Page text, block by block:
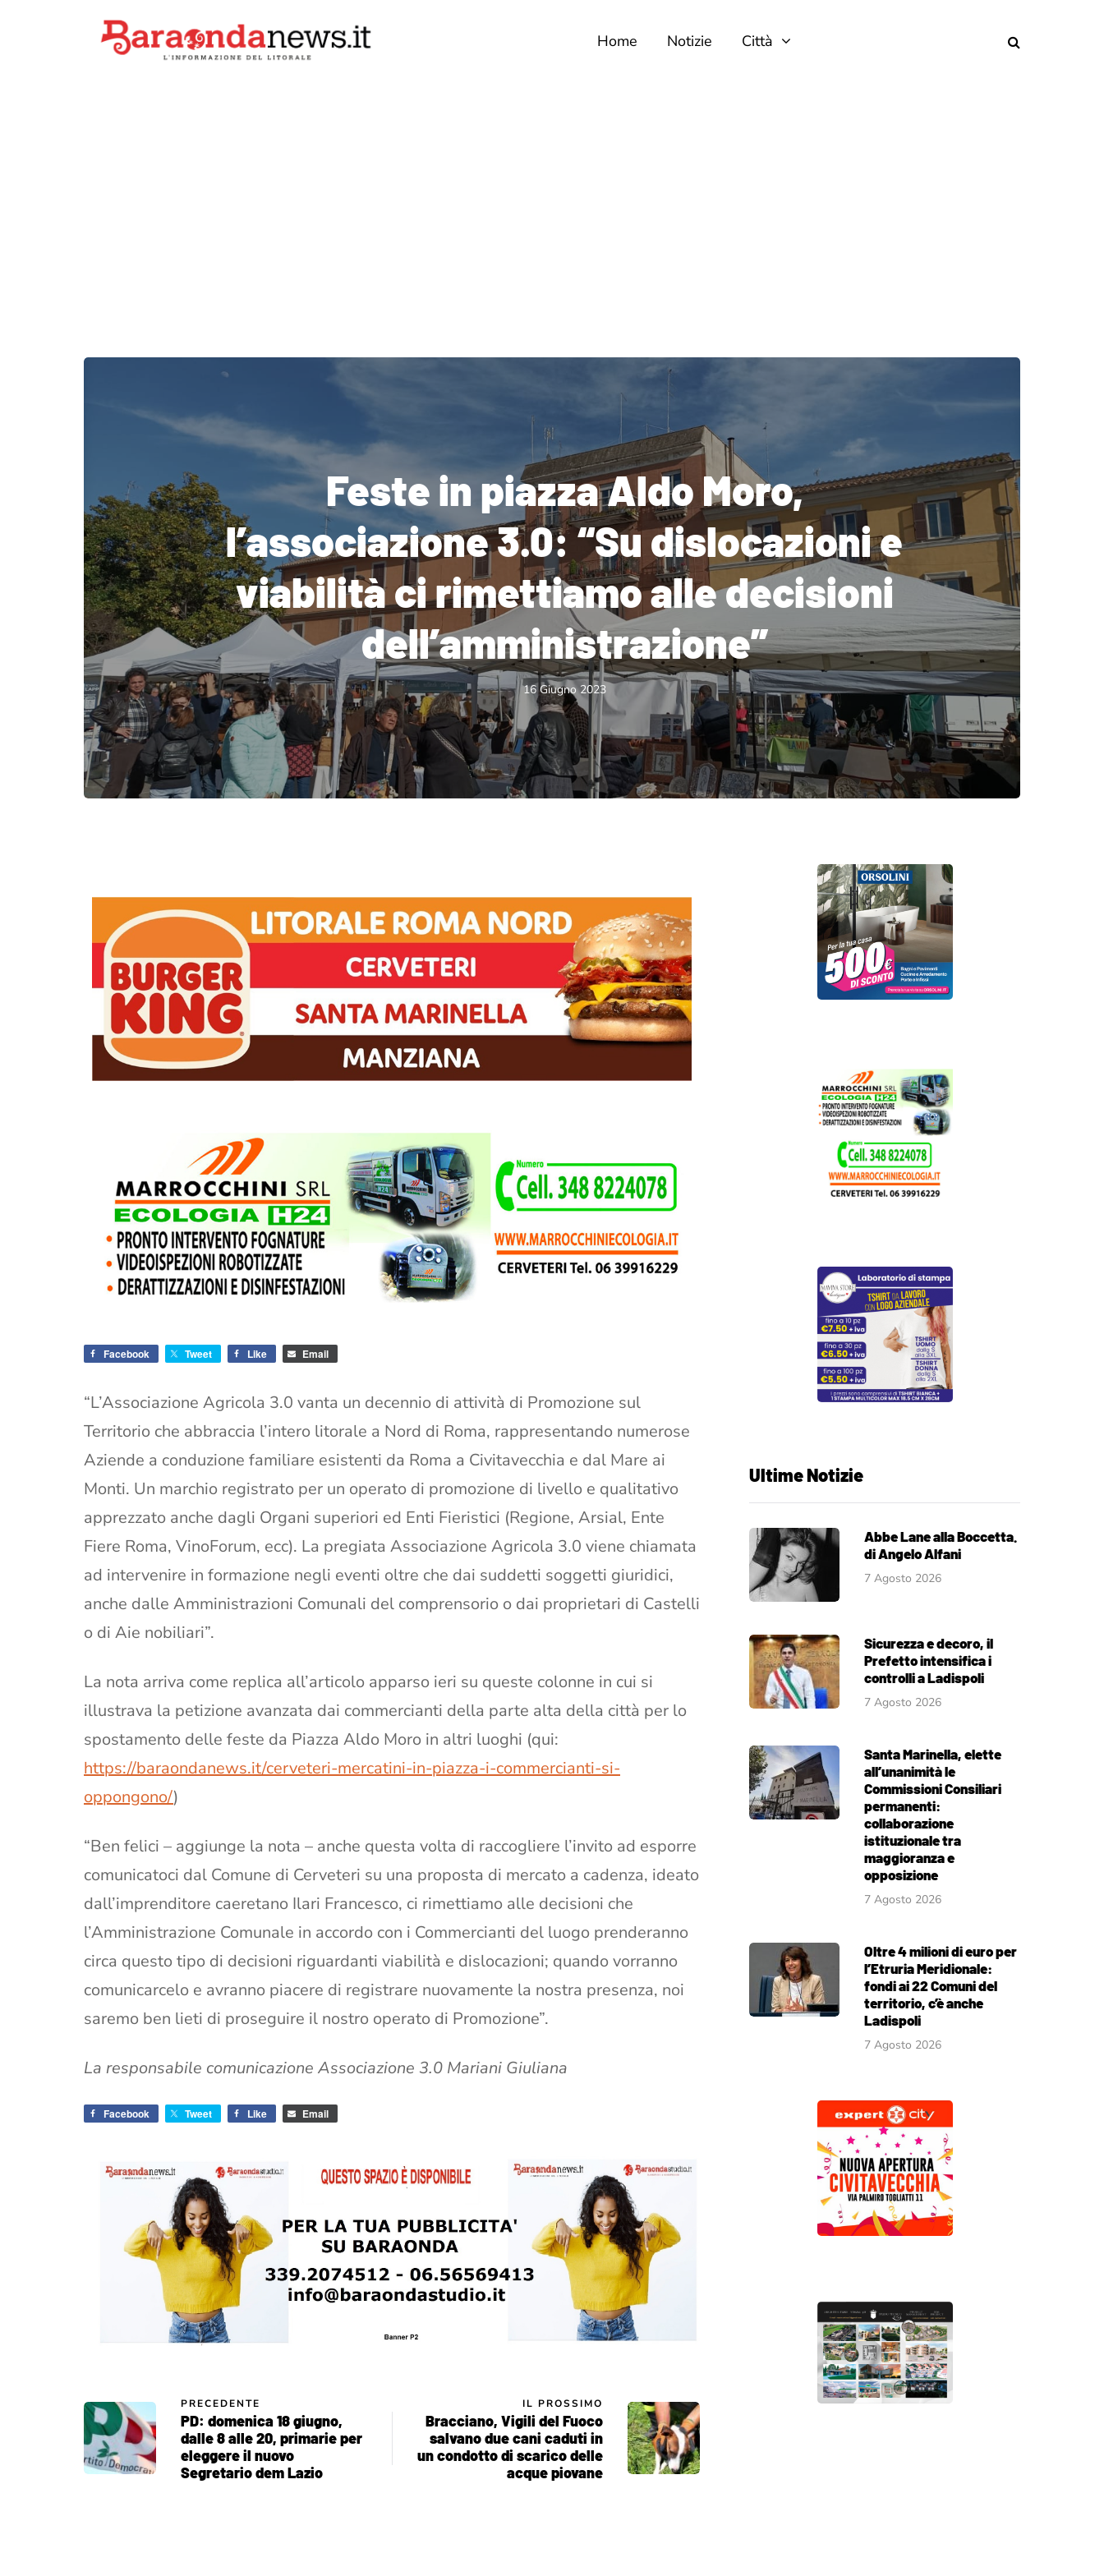
Home Notizie Città
Feste in piazza Aldo Moro,
l’associazione 3.0: “Su dislocazioni e
viabilità ci rimettiamo alle decisioni
dell’amministrazione”
16 Giugno 2023
Facebook Tweet Like Email
“L’Associazione Agricola 3.0 vanta un decennio di attività di Promozione sul
Territorio che abbraccia l’intero litorale a Nord di Roma, rappresentando numerose
Aziende a conduzione familiare esistenti da Roma a Civitavecchia e dal Mare ai
Monti. Un marchio registrato per un operato di promozione di livello e qualitativo
apprezzato anche dagli Organi superiori ed Enti Fieristici (Regione, Arsial, Ente
Fiere Roma, VinoForum, ecc). La pregiata Associazione Agricola 3.0 viene chiamata
ad intervenire in formazione negli eventi oltre che dai suddetti soggetti giuridici,
anche dalle Amministrazioni Comunali del comprensorio o dai proprietari di Castelli
o di Aie nobiliari”.
La nota arriva come replica all’articolo apparso ieri su queste colonne in cui si
illustrava la petizione avanzata dai commercianti della parte alta della città per lo
spostamento delle feste da Piazza Aldo Moro in altri luoghi (qui:
https://baraondanews.it/cerveteri-mercatini-in-piazza-i-commercianti-si-
oppongono/)
“Ben felici – aggiunge la nota – anche questa volta di raccogliere l’invito ad esporre
comunicatoci dal Comune di Cerveteri su una proposta di mercato a cadenza, ideato
dall’imprenditore caeretano Ilari Francesco, ci rimettiamo alle decisioni che
l’Amministrazione Comunale in accordo con i Commercianti del luogo prenderanno
circa questo tipo di decisioni riguardanti viabilità e dislocazioni; quando vorranno
comunicarcelo e avranno piacere di registrare nuovamente la nostra presenza, noi
saremo ben lieti di proseguire il nostro operato di Promozione”.
La responsabile comunicazione Associazione 3.0 Mariani Giuliana
Facebook Tweet Like Email
PRECEDENTE
PD: domenica 18 giugno,
dalle 8 alle 20, primarie per
eleggere il nuovo
Segretario dem Lazio
IL PROSSIMO
Bracciano, Vigili del Fuoco
salvano due cani caduti in
un condotto di scarico delle
acque piovane
Ultime Notizie
Abbe Lane alla Boccetta.
di Angelo Alfani
7 Agosto 2026
Sicurezza e decoro, il
Prefetto intensifica i
controlli a Ladispoli
7 Agosto 2026
Santa Marinella, elette
all’unanimità le
Commissioni Consiliari
permanenti:
collaborazione
istituzionale tra
maggioranza e
opposizione
7 Agosto 2026
Oltre 4 milioni di euro per
l’Etruria Meridionale:
fondi ai 22 Comuni del
territorio, c’è anche
Ladispoli
7 Agosto 2026